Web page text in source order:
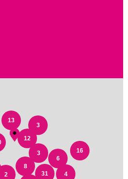
2
16
6
4
8
31
3
3
13
12